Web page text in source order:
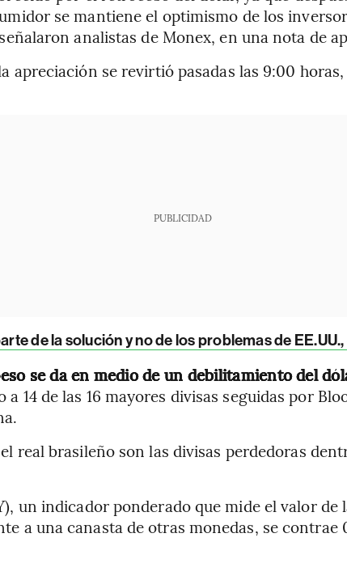
se mantiene el optimismo de los
analistas de Monex, en una nota de
apreciación se revirtió pasadas las 9:00
PUBLICIDAD
de la solución y no de los problemas de
se da en medio de un debilitamiento del
a 14 de las 16 mayores divisas seguidas por
real brasileño son las divisas perdedoras
un indicador ponderado que mide el valor de
a una canasta de otras monedas, se contrae